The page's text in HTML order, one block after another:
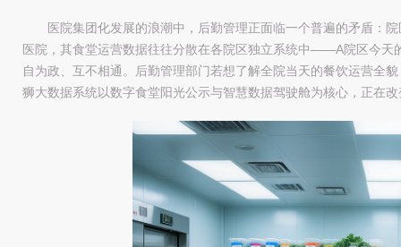
医院集团化发展的浪潮中，后勤管理正面临一个普遍的矛盾：
医院，其食堂运营数据往往分散在各院区独立系统中——A院区今天
自为政、互不相通。后勤管理部门若想了解全院当天的餐饮运营全
狮大数据系统以数字食堂阳光公示与智慧数据驾驶舱为核心，正在